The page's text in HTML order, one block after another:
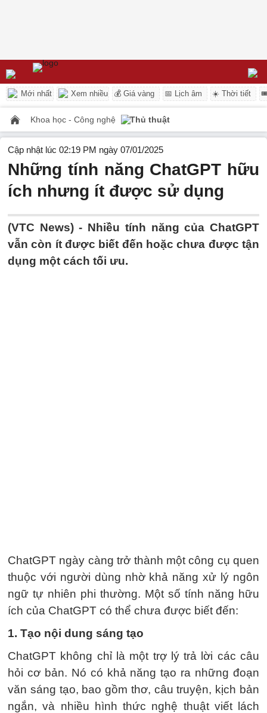
Mới nhất Xem nhiều 💰 Giá vàng 📅 Lịch âm ☀️ Thời tiết
Khoa học - Công nghệ Thủ thuật
Cập nhật lúc 02:19 PM ngày 07/01/2025
Những tính năng ChatGPT hữu
ích nhưng ít được sử dụng
(VTC News) - Nhiều tính năng của ChatGPT
vẫn còn ít được biết đến hoặc chưa được tận
dụng một cách tối ưu.
ChatGPT ngày càng trở thành một công cụ quen
thuộc với người dùng nhờ khả năng xử lý ngôn
ngữ tự nhiên phi thường. Một số tính năng hữu
ích của ChatGPT có thể chưa được biết đến:
1. Tạo nội dung sáng tạo
ChatGPT không chỉ là một trợ lý trả lời các câu
hỏi cơ bản. Nó có khả năng tạo ra những đoạn
văn sáng tạo, bao gồm thơ, câu truyện, kịch bản
ngắn, và nhiều hình thức nghệ thuật viết lách